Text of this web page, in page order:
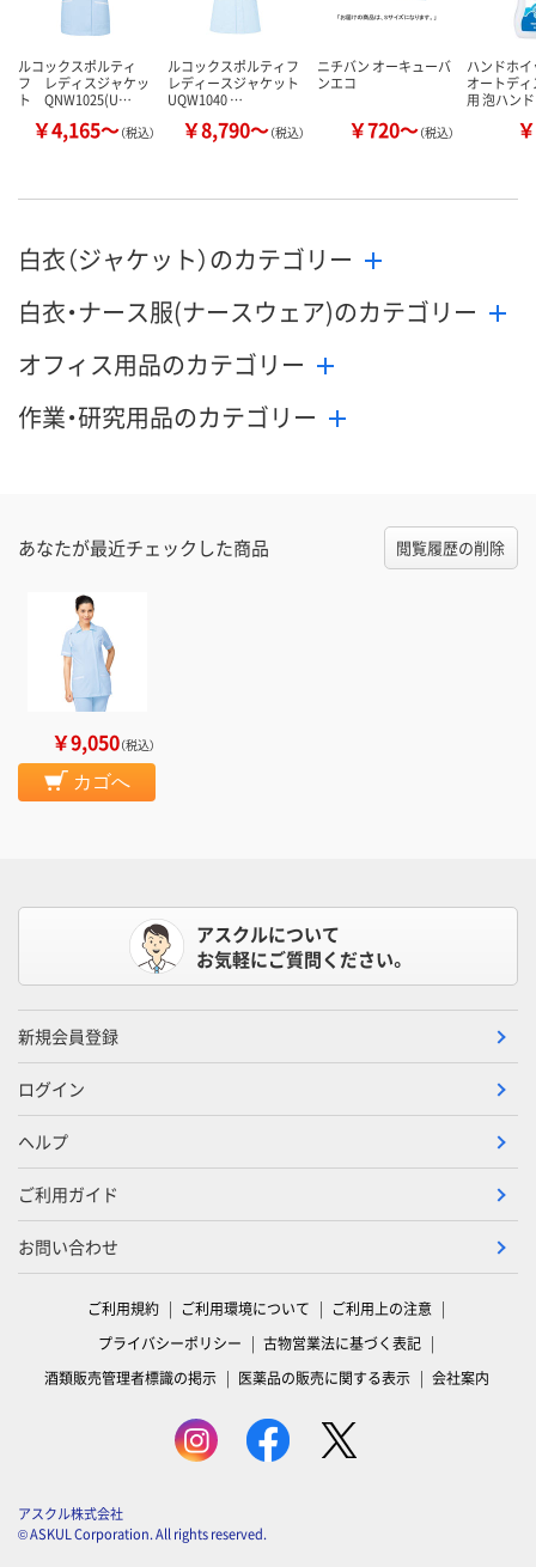
ルコックスポルティ
フ レディスジャケッ
ト QNW1025(U…
￥4,165～（税込）
ルコックスポルティフ
レディースジャケット
UQW1040 …
￥8,790～（税込）
ニチバン オーキューバ
ンエコ
￥720～（税込）
ハンドホ
オートデ
用 泡ハン
白衣（ジャケット）のカテゴリー
白衣・ナース服(ナースウェア)のカテゴリー
オフィス用品のカテゴリー
作業・研究用品のカテゴリー
あなたが最近チェックした商品 閲覧履歴の削除
￥9,050（税込）
カゴへ
アスクルについて
お気軽にご質問ください。
新規会員登録
ログイン
ヘルプ
ご利用ガイド
お問い合わせ
ご利用規約 ご利用環境について
ご利用上の注意
プライバシーポリシー
古物営業法に基づく表記
酒類販売管理者標識の掲示
医薬品の販売に関する表示 会社案内
アスクル株式会社
© ASKUL Corporation. All rights reserved.